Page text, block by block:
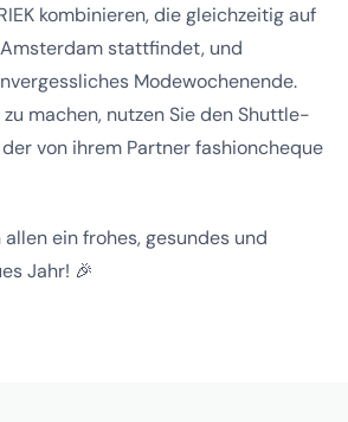
kombinieren, die gleichzeitig auf
stattfindet, und
Modewochenende.
machen, nutzen Sie den Shuttle-
der von ihrem Partner fashioncheque
ein frohes, gesundes und
Jahr! 🎉